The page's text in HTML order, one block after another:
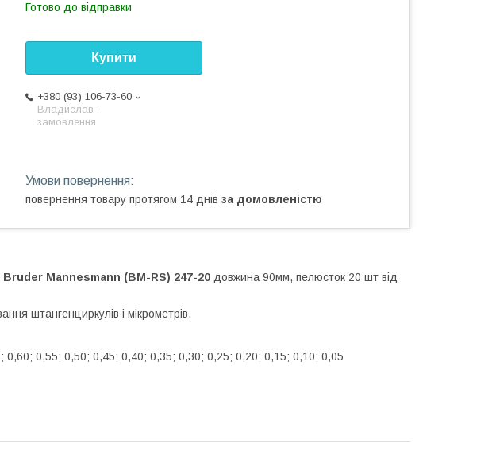
Готово до відправки
Купити
+380 (93) 106-73-60
Владислав -
замовлення
повернення товару протягом 14 днів за домовленістю
Mannesmann (BM-RS) 247-20 довжина 90мм, пелюсток 20 шт від
штангенциркулів і мікрометрів.
0,55; 0,50; 0,45; 0,40; 0,35; 0,30; 0,25; 0,20; 0,15; 0,10; 0,05